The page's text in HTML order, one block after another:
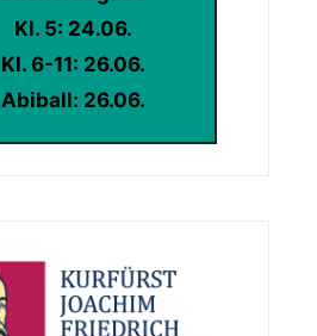
Kl. 5: 24.06.
Kl. 6-11: 26.06.
Abiball: 26.06.